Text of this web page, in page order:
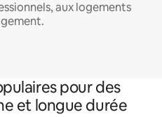
aux logements
pour des
et longue durée